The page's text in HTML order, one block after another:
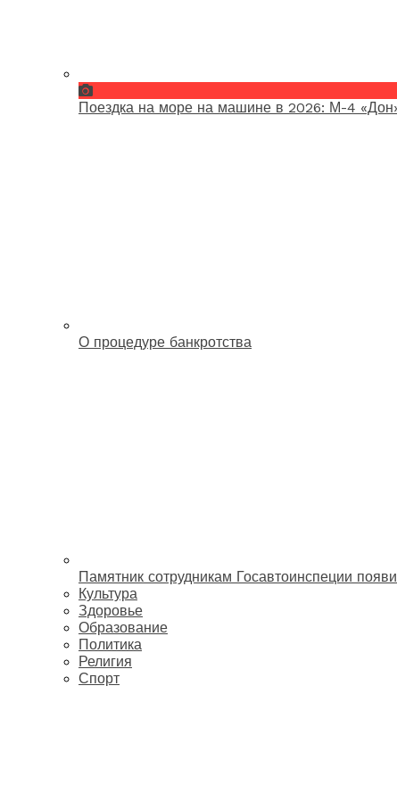
Поездка на море на машине в 2026: М-4
О процедуре банкротства
Памятник сотрудникам Госавтоинспеции
Культура
Здоровье
Образование
Политика
Религия
Спорт